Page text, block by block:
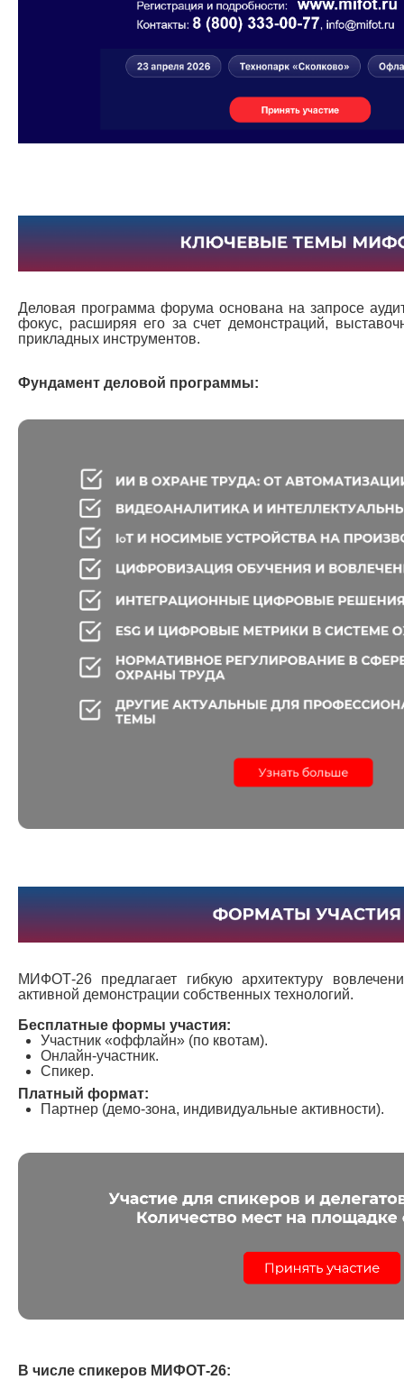
Деловая программа форума основана на запросе
фокус, расширяя его за счет демонстраций,
прикладных инструментов.
Фундамент деловой программы:
МИФОТ-26 предлагает гибкую архитектуру
активной демонстрации собственных технологий.
Бесплатные формы участия:
Участник «оффлайн» (по квотам).
Онлайн-участник.
Спикер.
Платный формат:
Партнер (демо-зона, индивидуальные активности).
В числе спикеров МИФОТ-26: